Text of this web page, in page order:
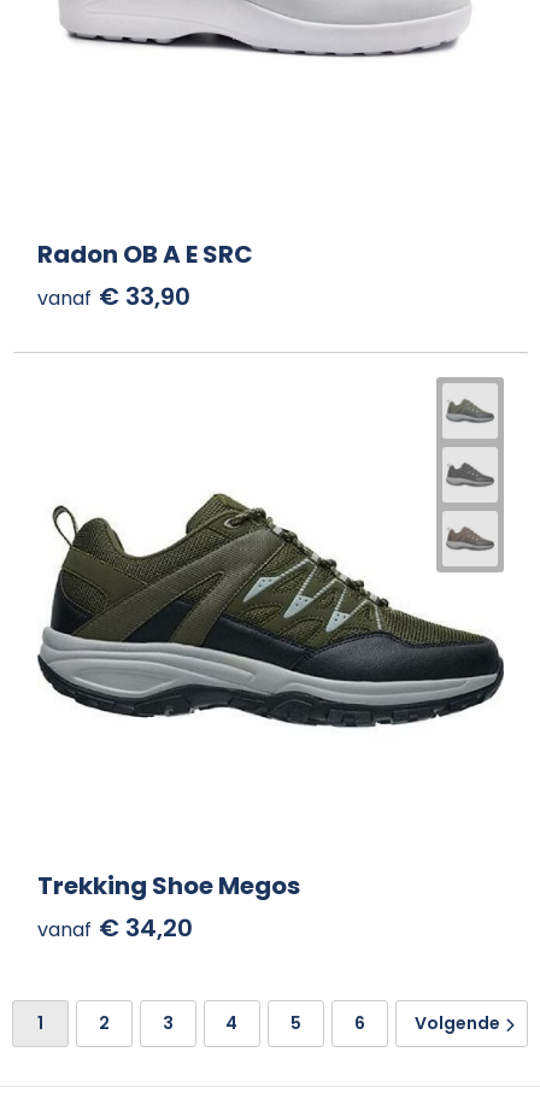
Radon OB A E SRC
vanaf € 33,90
Trekking Shoe Megos
vanaf € 34,20
1 2 3 4 5 6 Volgende